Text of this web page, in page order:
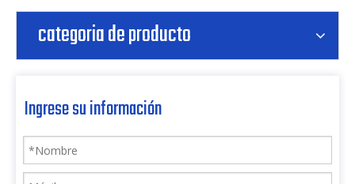
categoria de producto
Ingrese su información